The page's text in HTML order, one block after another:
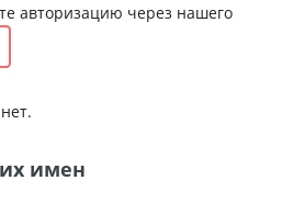
авторизацию через нашего
имен